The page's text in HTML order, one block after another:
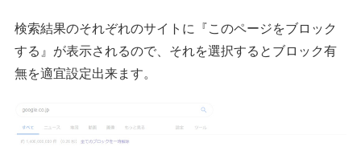
検索結果のそれぞれのサイトに『このページをブロック
する』が表示されるので、それを選択するとブロック有
無を適宜設定出来ます。